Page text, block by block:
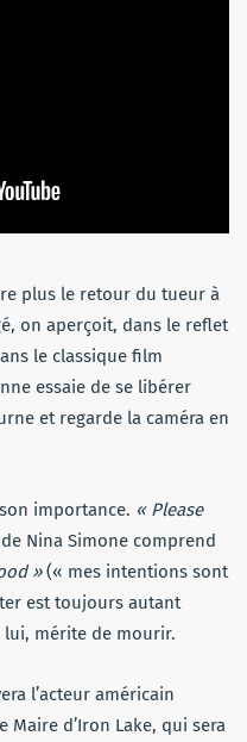
plus le retour du tueur à
on aperçoit, dans le reflet
le classique film
essaie de se libérer
et regarde la caméra en
importance. « Please
de Nina Simone comprend
»(« mes intentions sont
est toujours autant
lui, mérite de mourir.
l’acteur américain
Maire d’Iron Lake, qui sera